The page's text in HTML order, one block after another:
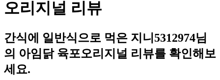
오리지널 리뷰
간식에 일반식으로 먹은 지니5312974님
의 아임닭 육포오리지널 리뷰를 확인해보
세요.